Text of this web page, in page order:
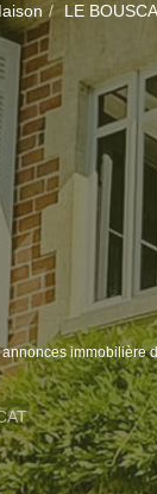
LE
immobilière